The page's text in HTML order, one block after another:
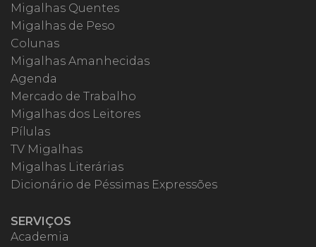
Migalhas Quentes
Migalhas de Peso
Colunas
Migalhas Amanhecidas
Agenda
Mercado de Trabalho
Migalhas dos Leitores
Pílulas
TV Migalhas
Migalhas Literárias
Dicionário de Péssimas Expressões
SERVIÇOS
Academia